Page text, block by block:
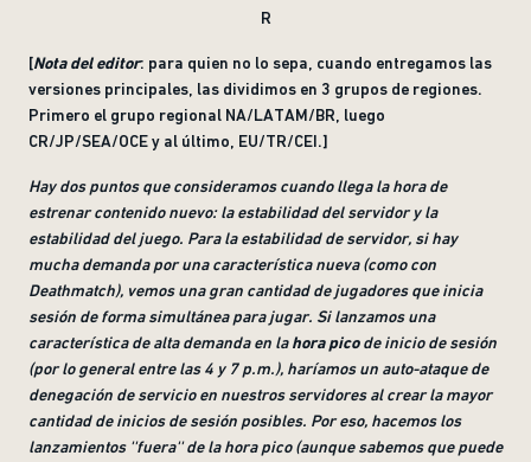
R
[Nota del editor: para quien no lo sepa, cuando entregamos las
versiones principales, las dividimos en 3 grupos de regiones.
Primero el grupo regional NA/LATAM/BR, luego
CR/JP/SEA/OCE y al último, EU/TR/CEI.]
Hay dos puntos que consideramos cuando llega la hora de
estrenar contenido nuevo: la estabilidad del servidor y la
estabilidad del juego. Para la estabilidad de servidor, si hay
mucha demanda por una característica nueva (como con
Deathmatch), vemos una gran cantidad de jugadores que inicia
sesión de forma simultánea para jugar. Si lanzamos una
característica de alta demanda en lahora picode inicio de sesión
(por lo general entre las 4 y 7 p.m.), haríamos un auto-ataque de
denegación de servicio en nuestros servidores al crear la mayor
cantidad de inicios de sesión posibles. Por eso, hacemos los
lanzamientos ''fuera'' de la hora pico (aunque sabemos que puede